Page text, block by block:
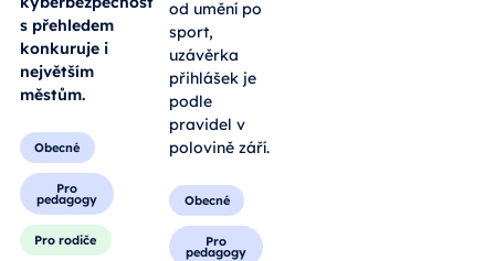
s přehledem
konkuruje i
největším
městům.
Obecné
Pro
pedagogy
Pro rodiče
od umění po
sport,
uzávěrka
přihlášek je
podle
pravidel v
polovině září.
Obecné
Pro
pedagogy